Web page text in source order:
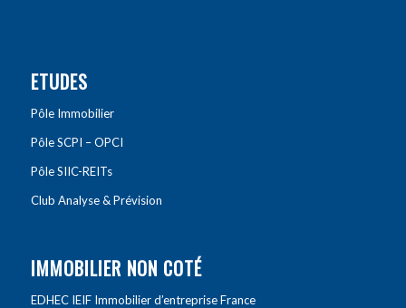
ETUDES
Pôle Immobilier
Pôle SCPI – OPCI
Pôle SIIC-REITs
Club Analyse & Prévision
IMMOBILIER NON COTÉ
EDHEC IEIF Immobilier d’entreprise France